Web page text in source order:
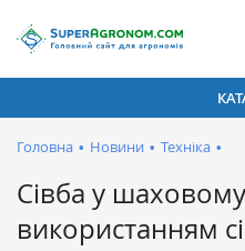
Головна • Новини • Техніка •
Сівба у
використанням